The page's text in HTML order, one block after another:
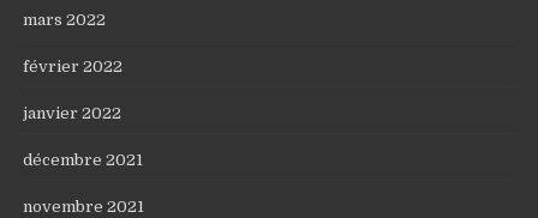
mars 2022
février 2022
janvier 2022
décembre 2021
novembre 2021